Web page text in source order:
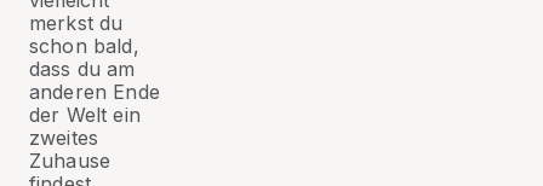
merkst du
schon bald,
dass du am
anderen Ende
der Welt ein
zweites
Zuhause